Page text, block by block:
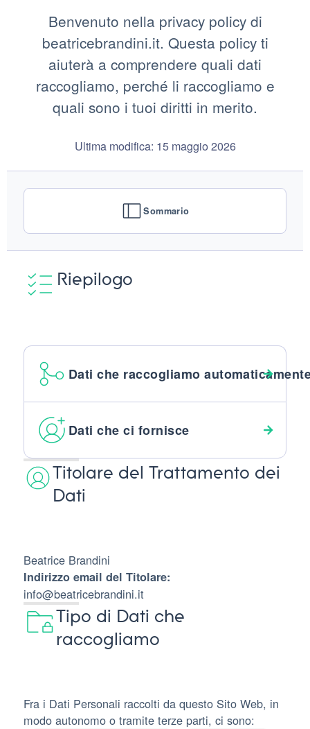
Benvenuto nella privacy policy di
beatricebrandini.it. Questa policy ti
aiuterà a comprendere quali dati
raccogliamo, perché li raccogliamo e
quali sono i tuoi diritti in merito.
Ultima modifica: 15 maggio 2026
Sommario
Riepilogo
Dati che raccogliamo
Dati che ci fornisce
Titolare del Trattamento dei
Dati
Beatrice Brandini
Indirizzo email del Titolare:
info@beatricebrandini.it
Tipo di Dati che
raccogliamo
Fra i Dati Personali raccolti da questo Sito Web, in
modo autonomo o tramite terze parti, ci sono: